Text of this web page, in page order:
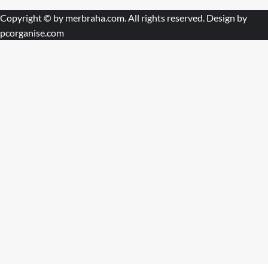
Copyright © by merbraha.com . All rights reserved. Design by
pcorganise.com